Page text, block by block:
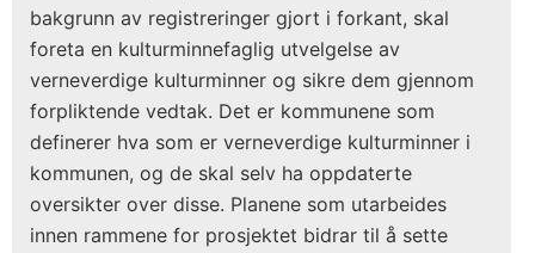
bakgrunn av registreringer gjort i forkant, skal
foreta en kulturminnefaglig utvelgelse av
verneverdige kulturminner og sikre dem gjennom
forpliktende vedtak. Det er kommunene som
definerer hva som er verneverdige kulturminner i
kommunen, og de skal selv ha oppdaterte
oversikter over disse. Planene som utarbeides
innen rammene for prosjektet bidrar til å sette